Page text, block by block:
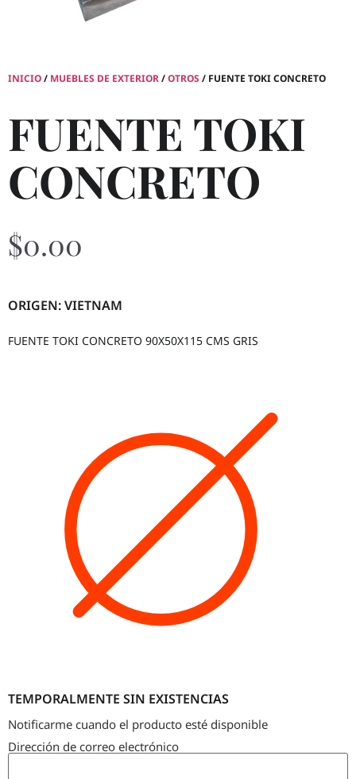
INICIO/ MUEBLES DE EXTERIOR/OTROS / FUENTE TOKI CONCRETO
FUENTE TOKI
CONCRETO
$0.00
ORIGEN: VIETNAM
FUENTE TOKI CONCRETO 90X50X115 CMS GRIS
TEMPORALMENTE SIN EXISTENCIAS
Notificarme cuando el producto esté disponible
Dirección de correo electrónico